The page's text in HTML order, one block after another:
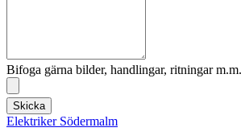
Bifoga gärna bilder, handlingar, ritningar m.m.
Skicka
Elektriker Södermalm